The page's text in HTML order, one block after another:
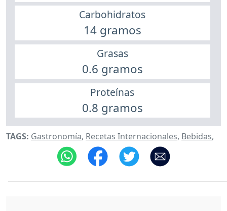
Carbohidratos
14 gramos
Grasas
0.6 gramos
Proteínas
0.8 gramos
TAGS: Gastronomía, Recetas Internacionales, Bebidas,